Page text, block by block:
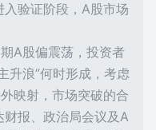
验证阶段，A股市场
A股偏震荡，投资者
升浪”何时形成，考虑
映射，市场突破的合
报、政治局会议及A